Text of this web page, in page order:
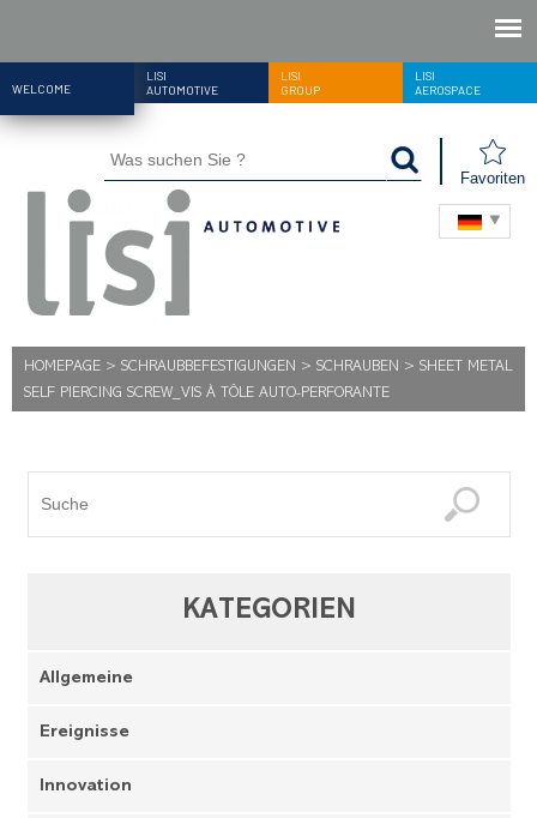
WELCOME
LISI
AUTOMOTIVE
LISI
GROUP
LISI
AEROSPACE
Favoriten
HOMEPAGE > SCHRAUBBEFESTIGUNGEN > SCHRAUBEN > SHEET METAL
SELF PIERCING SCREW_VIS À TÔLE AUTO-PERFORANTE
KATEGORIEN
Allgemeine
Ereignisse
Innovation